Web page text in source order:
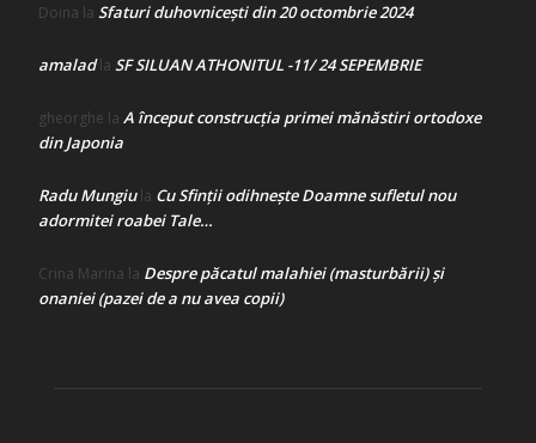
Doina la Sfaturi duhovnicești din 20 octombrie 2024
amaladla SF SILUAN ATHONITUL -11/ 24 SEPEMBRIE
gheorghe la A început construcţia primei mănăstiri ortodoxe
din Japonia
Radu Mungiula Cu Sfinții odihnește Doamne sufletul nou
adormitei roabei Tale…
Crina Marina la Despre păcatul malahiei (masturbării) şi
onaniei (pazei de a nu avea copii)